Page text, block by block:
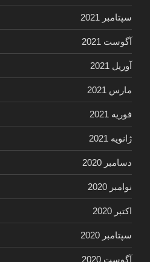
سپتامبر 2021
آگوست 2021
آوریل 2021
مارس 2021
فوریه 2021
ژانویه 2021
دسامبر 2020
نوامبر 2020
اکتبر 2020
سپتامبر 2020
آگوست 2020